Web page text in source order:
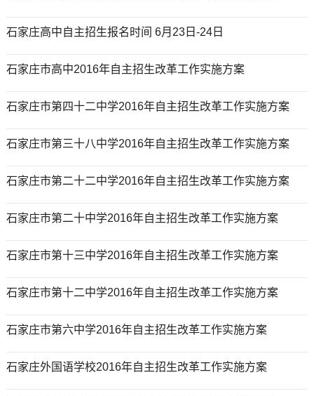
石家庄高中自主招生报名时间 6月23日-24日
石家庄市高中2016年自主招生改革工作实施方案
石家庄市第四十二中学2016年自主招生改革工作实施方案
石家庄市第三十八中学2016年自主招生改革工作实施方案
石家庄市第二十二中学2016年自主招生改革工作实施方案
石家庄市第二十中学2016年自主招生改革工作实施方案
石家庄市第十三中学2016年自主招生改革工作实施方案
石家庄市第十二中学2016年自主招生改革工作实施方案
石家庄市第六中学2016年自主招生改革工作实施方案
石家庄外国语学校2016年自主招生改革工作实施方案